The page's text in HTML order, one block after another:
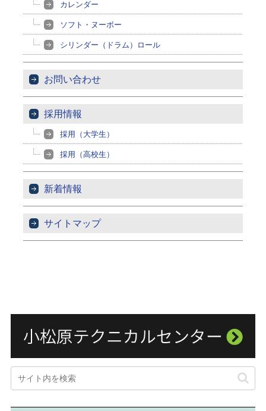
カレンダー
ソフト・ヌーボー
シリンダー（ドラム）ロール
お問い合わせ
採用情報
採用（大学生）
採用（高校生）
新着情報
サイトマップ